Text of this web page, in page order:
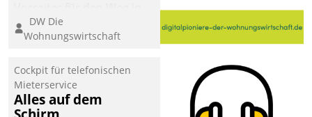
eine digitale Zukunft zu
finden, ist das Ziel des
der
Wohnungswirtschaft“.
Bewerben können sich
DW Die
Wohnungswirtschaft
Cockpit für telefonischen
Mieterservice
Alles auf dem